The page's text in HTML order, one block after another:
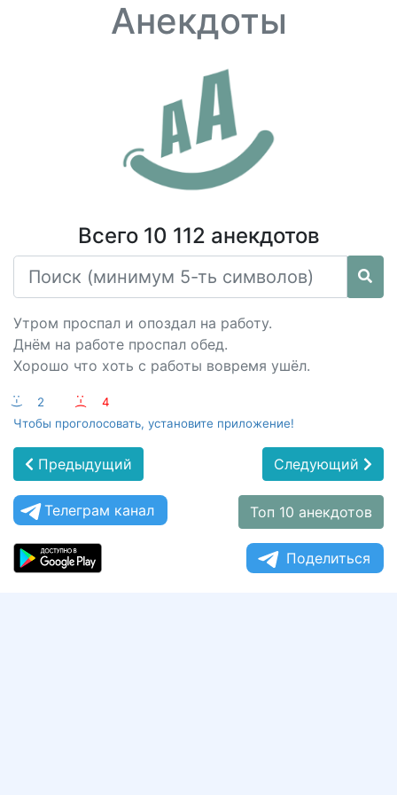
Анекдоты
Всего 10 112 анекдотов
Утром проспал и опоздал на работу.
Днём на работе проспал обед.
Хорошо что хоть с работы вовремя ушёл.
:-) 2 :-(
4
Чтобы проголосовать, установите приложение!
Предыдущий Следующий
Телеграм канал Топ 10 анекдотов
Поделиться